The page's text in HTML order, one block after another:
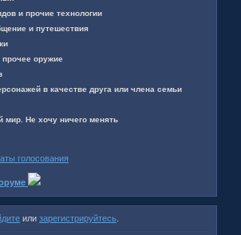
и прочие технологии
и путешествия
оружие
в качестве друга или члена семьи
мир. Не хочу ничего менять
голосования
или зарегистрируйтесь